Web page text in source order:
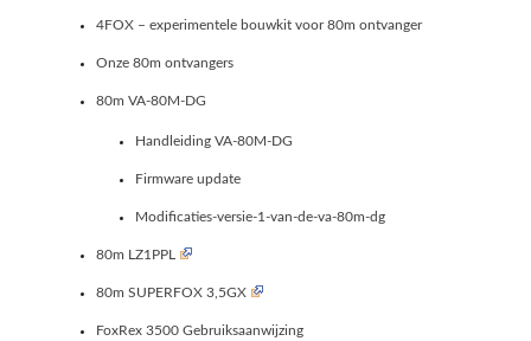
4FOX – experimentele bouwkit voor 80m ontvanger
Onze 80m ontvangers
80m VA-80M-DG
Handleiding VA-80M-DG
Firmware update
Modificaties-versie-1-van-de-va-80m-dg
80m LZ1PPL
80m SUPERFOX 3,5GX
FoxRex 3500 Gebruiksaanwijzing